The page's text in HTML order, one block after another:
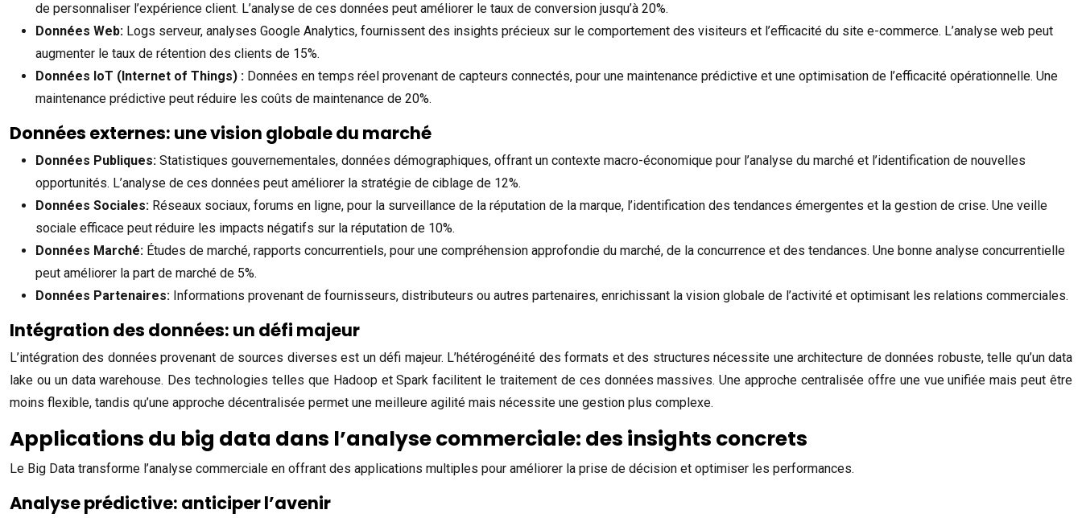
de personnaliser l’expérience client. L’analyse de ces données peut améliorer le taux de conversion jusqu’à 20%.
Données Web: Logs serveur, analyses Google Analytics, fournissent des insights précieux sur le comportement des visiteurs et l’efficacité du site e-commerce. L’analyse web peut
augmenter le taux de rétention des clients de 15%.
Données IoT (Internet of Things) : Données en temps réel provenant de capteurs connectés, pour une maintenance prédictive et une optimisation de l’efficacité opérationnelle. Une
maintenance prédictive peut réduire les coûts de maintenance de 20%.
Données externes: une vision globale du marché
Données Publiques: Statistiques gouvernementales, données démographiques, offrant un contexte macro-économique pour l’analyse du marché et l’identification de nouvelles
opportunités. L’analyse de ces données peut améliorer la stratégie de ciblage de 12%.
Données Sociales: Réseaux sociaux, forums en ligne, pour la surveillance de la réputation de la marque, l’identification des tendances émergentes et la gestion de crise. Une veille
sociale efficace peut réduire les impacts négatifs sur la réputation de 10%.
Données Marché: Études de marché, rapports concurrentiels, pour une compréhension approfondie du marché, de la concurrence et des tendances. Une bonne analyse concurrentielle
peut améliorer la part de marché de 5%.
Données Partenaires: Informations provenant de fournisseurs, distributeurs ou autres partenaires, enrichissant la vision globale de l’activité et optimisant les relations commerciales.
Intégration des données: un défi majeur
L’intégration des données provenant de sources diverses est un défi majeur. L’hétérogénéité des formats et des structures nécessite une architecture de données robuste, telle qu’un data
lake ou un data warehouse. Des technologies telles que Hadoop et Spark facilitent le traitement de ces données massives. Une approche centralisée offre une vue unifiée mais peut être
moins flexible, tandis qu’une approche décentralisée permet une meilleure agilité mais nécessite une gestion plus complexe.
Applications du big data dans l’analyse commerciale: des insights concrets
Le Big Data transforme l’analyse commerciale en offrant des applications multiples pour améliorer la prise de décision et optimiser les performances.
Analyse prédictive: anticiper l’avenir